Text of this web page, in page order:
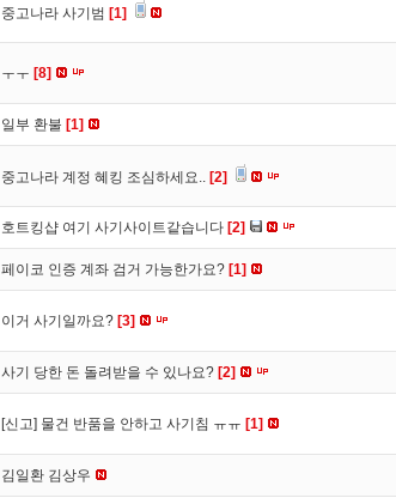
중고나라 사기범 [1]
ㅜㅜ [8]
일부 환불 [1]
중고나라 계정 혜킹 조심하세요.. [2]
호트킹샵 여기 사기사이트같습니다 [2]
페이코 인증 계좌 검거 가능한가요? [1]
이거 사기일까요? [3]
사기 당한 돈 돌려받을 수 있나요? [2]
[신고] 물건 반품을 안하고 사기침 ㅠㅠ [1]
김일환 김상우